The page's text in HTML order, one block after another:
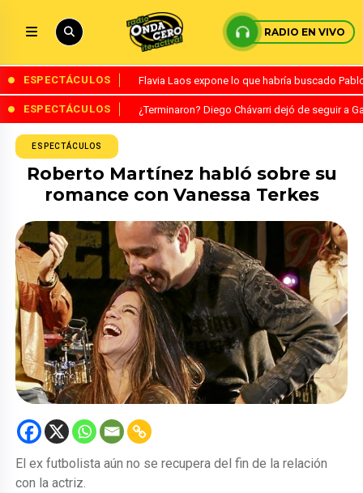
RADIO EN VIVO
ESPECTÁCULOS Flavia Laos expone lo que habría buscado
ESPECTÁCULOS ¿Terminaron? Diego Chávarri dejó de seguir a
ESPECTÁCULOS
Roberto Martínez habló sobre su
romance con Vanessa Terkes
El ex futbolista aún no se recupera del fin de la relación
con la actriz.